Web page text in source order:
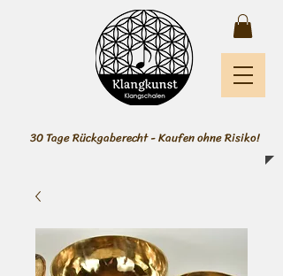
30 Tage Rückgaberecht - Kaufen ohne Risiko!